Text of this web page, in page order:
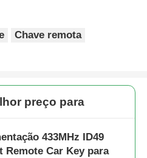
Chave remota
preço para
433MHz ID49
Remote Car Key para